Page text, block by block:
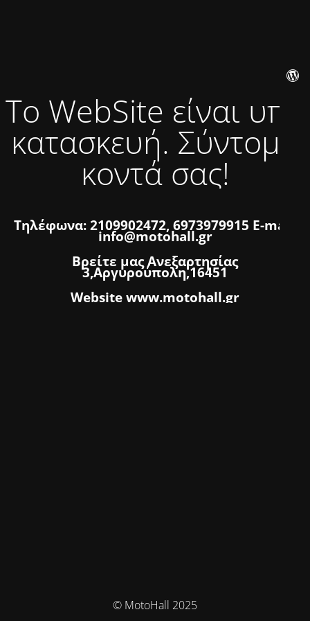
Το WebSite είναι υπό
κατασκευή. Σύντομα
κοντά σας!
Τηλέφωνα: 2109902472, 6973979915 E-mail:
info@motohall.gr
Βρείτε μας Ανεξαρτησίας
3,Αργυρούπολη,16451
Website www.motohall.gr
© MotoHall 2025